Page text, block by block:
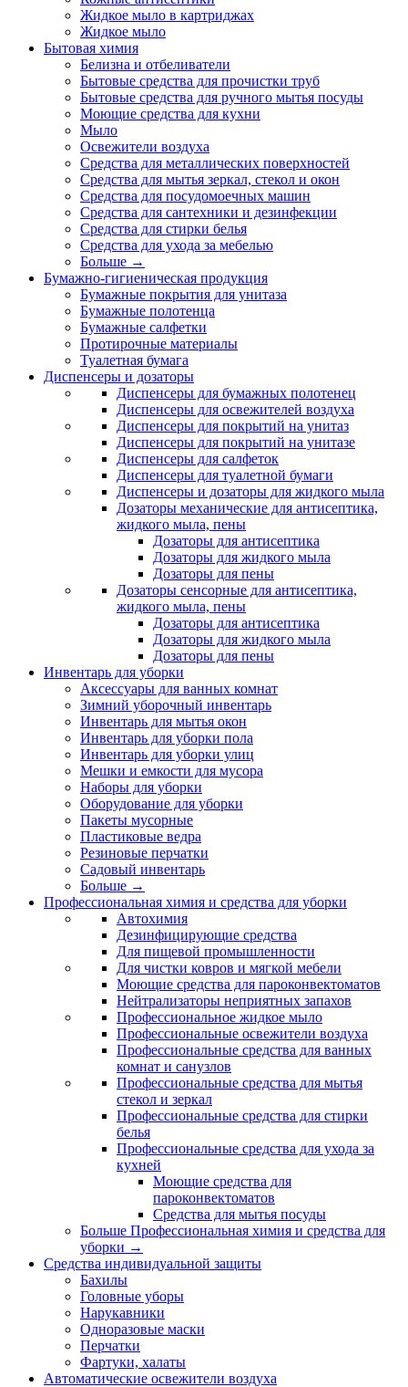
Жидкое мыло в картриджах
Жидкое мыло
Бытовая химия
Белизна и отбеливатели
Бытовые средства для прочистки труб
Бытовые средства для ручного мытья посуды
Моющие средства для кухни
Мыло
Освежители воздуха
Средства для металлических поверхностей
Средства для мытья зеркал, стекол и окон
Средства для посудомоечных машин
Средства для сантехники и дезинфекции
Средства для стирки белья
Средства для ухода за мебелью
Больше →
Бумажно-гигиеническая продукция
Бумажные покрытия для унитаза
Бумажные полотенца
Бумажные салфетки
Протирочные материалы
Туалетная бумага
Диспенсеры и дозаторы
Диспенсеры для бумажных полотенец
Диспенсеры для освежителей воздуха
Диспенсеры для покрытий на унитаз
Диспенсеры для покрытий на унитазе
Диспенсеры для салфеток
Диспенсеры для туалетной бумаги
Диспенсеры и дозаторы для жидкого мыла
Дозаторы механические для антисептика,
жидкого мыла, пены
Дозаторы для антисептика
Дозаторы для жидкого мыла
Дозаторы для пены
Дозаторы сенсорные для антисептика,
жидкого мыла, пены
Дозаторы для антисептика
Дозаторы для жидкого мыла
Дозаторы для пены
Инвентарь для уборки
Аксессуары для ванных комнат
Зимний уборочный инвентарь
Инвентарь для мытья окон
Инвентарь для уборки пола
Инвентарь для уборки улиц
Мешки и емкости для мусора
Наборы для уборки
Оборудование для уборки
Пакеты мусорные
Пластиковые ведра
Резиновые перчатки
Садовый инвентарь
Больше →
Профессиональная химия и средства для уборки
Автохимия
Дезинфицирующие средства
Для пищевой промышленности
Для чистки ковров и мягкой мебели
Моющие средства для пароконвектоматов
Нейтрализаторы неприятных запахов
Профессиональное жидкое мыло
Профессиональные освежители воздуха
Профессиональные средства для ванных
комнат и санузлов
Профессиональные средства для мытья
стекол и зеркал
Профессиональные средства для стирки
белья
Профессиональные средства для ухода за
кухней
Моющие средства для
пароконвектоматов
Средства для мытья посуды
Больше Профессиональная химия и средства для
уборки →
Средства индивидуальной защиты
Бахилы
Головные уборы
Нарукавники
Одноразовые маски
Перчатки
Фартуки, халаты
Автоматические освежители воздуха